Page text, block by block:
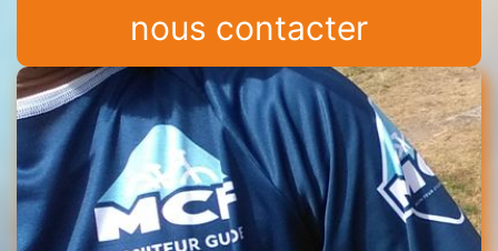
Menuires
-
Val
Thorens
nous contacter